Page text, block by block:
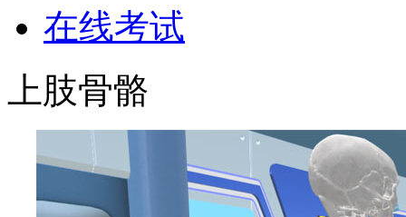
在线考试
上肢骨骼